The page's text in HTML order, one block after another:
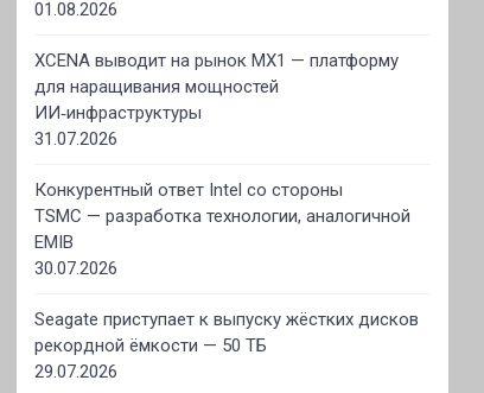
01.08.2026
XCENA выводит на рынок MX1 — платформу
для наращивания мощностей
ИИ‑инфраструктуры
31.07.2026
Конкурентный ответ Intel со стороны
TSMC — разработка технологии, аналогичной
EMIB
30.07.2026
Seagate приступает к выпуску жёстких дисков
рекордной ёмкости — 50 ТБ
29.07.2026